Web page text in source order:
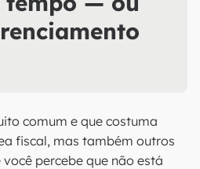
comum e que costuma
fiscal, mas também outros
percebe que não está